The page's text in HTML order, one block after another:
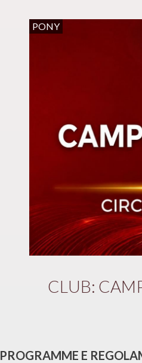
PONY
CLUB:
PROGRAMME E